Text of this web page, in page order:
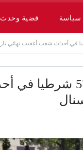
سياسة قضية وحدث
وزير الداخلية